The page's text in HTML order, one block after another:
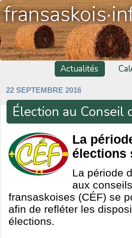
Actualités
22 SEPTEMBRE 2016
Élection au Conseil
La
élections
La période
aux
fransaskoises (CÉF) se
afin de refléter les
élections.